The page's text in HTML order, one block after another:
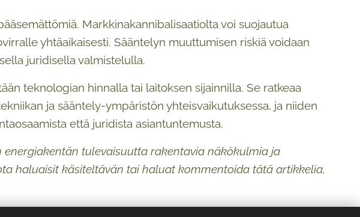
Markkinakannibalisaatiolta voi suojautua
yhtäaikaisesti. Sääntelyn muuttumisen riskiä voidaan
juridisella valmistelulla.
teknologian hinnalla tai laitoksen sijainnilla. Se ratkeaa
ja sääntely-ympäristön yhteisvaikutuksessa, ja niiden
että juridista asiantuntemusta.
tulevaisuutta rakentavia näkökulmia ja
haluaisit käsiteltävän tai haluat kommentoida tätä artikkelia,